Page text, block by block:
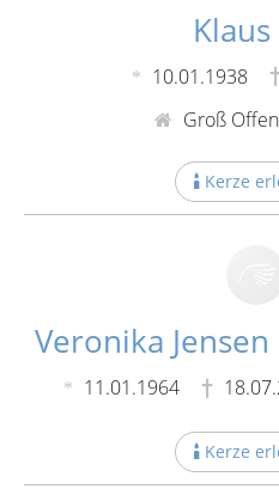
10.01.1938
Groß
Kerze
Veronika
11.01.1964
Kerze